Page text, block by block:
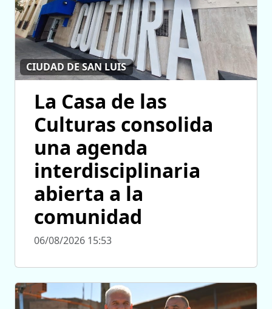
CIUDAD DE SAN LUIS
La Casa de las
Culturas consolida
una agenda
interdisciplinaria
abierta a la
comunidad
06/08/2026 15:53